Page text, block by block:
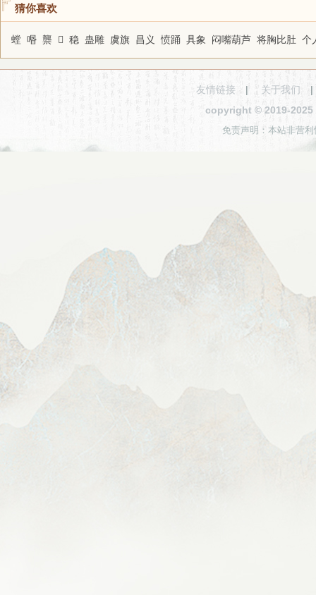
猜你喜欢
螳 㗃 龒 𩷅 稳 蛊雕 虞旗 昌义 愤踊 具象 闷嘴葫芦 将胸比肚 个
友情链接 | 关于我们
copyright © 2019-2025
免责声明：本站非营